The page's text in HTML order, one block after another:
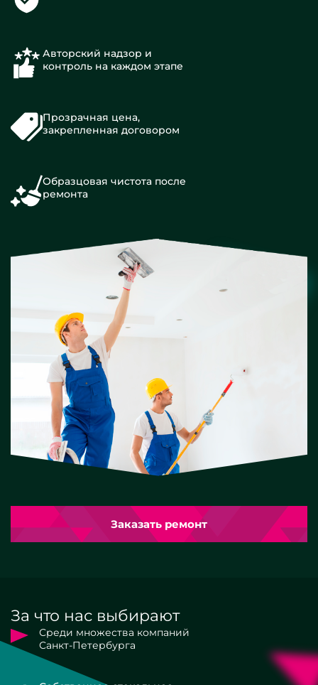
Авторский надзор и
контроль на каждом этапе
Прозрачная цена,
закрепленная договором
Образцовая чистота после
ремонта
Заказать ремонт
За что нас выбирают
Среди множества компаний
Санкт-Петербурга